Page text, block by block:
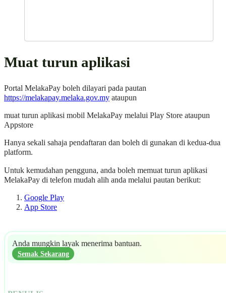
Muat turun aplikasi
Portal MelakaPay boleh dilayari pada pautan
https://melakapay.melaka.gov.my ataupun
muat turun aplikasi mobil MelakaPay melalui Play Store ataupun
Appstore
Hanya sekali sahaja pendaftaran dan boleh di gunakan di kedua-dua
platform.
Untuk kemudahan pengguna, anda boleh memuat turun aplikasi
MelakaPay di telefon mudah alih anda melalui pautan berikut:
Google Play
App Store
Anda mungkin layak menerima bantuan.
Semak Sekarang